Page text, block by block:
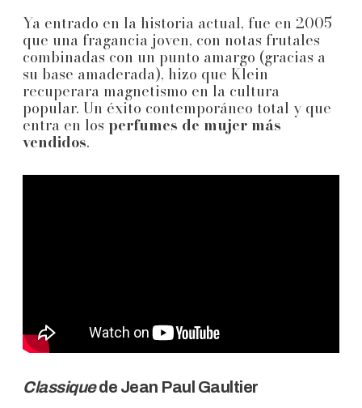
Ya entrado en la historia actual, fue en 2005
que una fragancia joven, con notas frutales
combinadas con un punto amargo (gracias a
su base amaderada), hizo que Klein
recuperara magnetismo en la cultura
popular. Un éxito contemporáneo total y que
entra en los perfumes de mujer más
vendidos.
Classiquede Jean Paul Gaultier